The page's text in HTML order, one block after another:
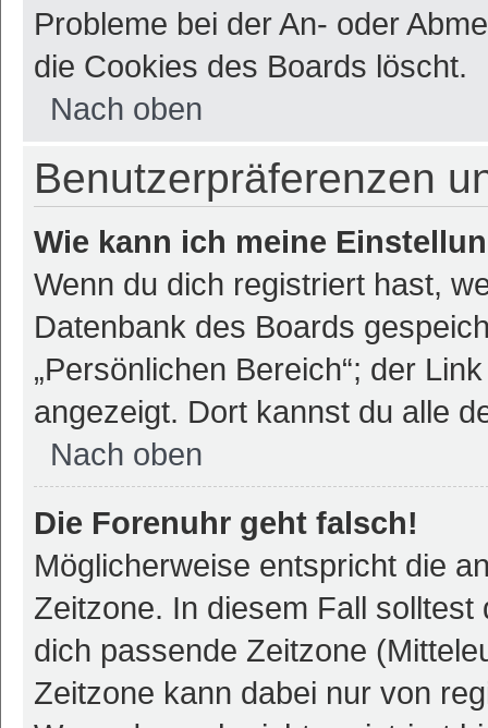
Probleme bei der An- oder
die Cookies des Boards löscht.
Nach oben
Benutzerpräferenzen
Wie kann ich meine
Wenn du dich registriert hast,
Datenbank des Boards
„Persönlichen Bereich“; der
angezeigt. Dort kannst du alle
Nach oben
Die Forenuhr geht falsch!
Möglicherweise entspricht die
Zeitzone. In diesem Fall solltest
dich passende Zeitzone
Zeitzone kann dabei nur von